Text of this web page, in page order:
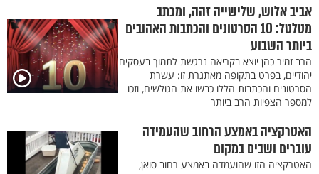
אביב אלוש, שלישייה זהה, ומכתב
מטלטל: 10 הסרטונים והכתבות האהובים
ביותר השבוע
הרב זמיר כהן יוצא בקריאה נרגשת לתמוך בעסקים
יהודיים, בפרט בתקופה מאתגרת זו: עשרת
הסרטונים והכתבות הללו כבשו את הגולשים, וזכו
למספר הצפיות הרב ביותר
האטרקציה באמצע הרחוב שהעמידה
עוברים ושבים במקום
האטרקציה הזו שהועמדה באמצע רחוב סואן,